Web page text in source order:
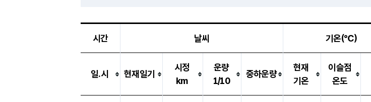
시간 날씨 기온(℃)
일.시 현재일기
시정
km
운량
1/10
중하운량
현재
기온
이슬점
온도